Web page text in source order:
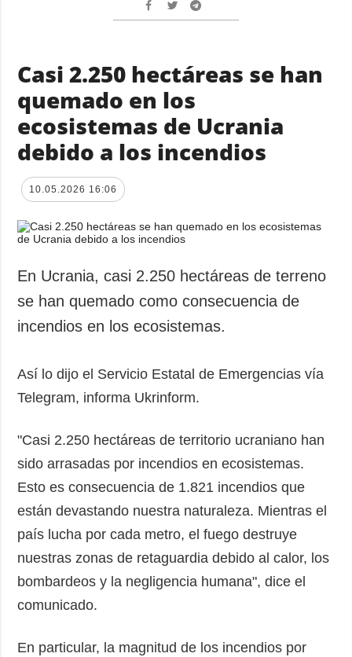
Casi 2.250 hectáreas se han
quemado en los
ecosistemas de Ucrania
debido a los incendios
10.05.2026 16:06
En Ucrania, casi 2.250 hectáreas de terreno
se han quemado como consecuencia de
incendios en los ecosistemas.
Así lo dijo el Servicio Estatal de Emergencias vía
Telegram, informa Ukrinform.
"Casi 2.250 hectáreas de territorio ucraniano han
sido arrasadas por incendios en ecosistemas.
Esto es consecuencia de 1.821 incendios que
están devastando nuestra naturaleza. Mientras el
país lucha por cada metro, el fuego destruye
nuestras zonas de retaguardia debido al calor, los
bombardeos y la negligencia humana", dice el
comunicado.
En particular, la magnitud de los incendios por